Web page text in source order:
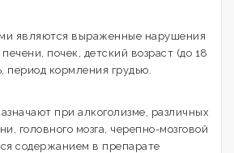
являются выраженные нарушения
почек, детский возраст (до 18
период кормления грудью.
при алкоголизме, различных
головного мозга, черепно-мозговой
содержанием в препарате